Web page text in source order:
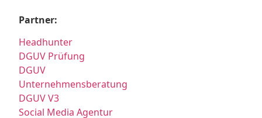
Partner:
Headhunter
DGUV Prüfung
DGUV
Unternehmensberatung
DGUV V3
Social Media Agentur